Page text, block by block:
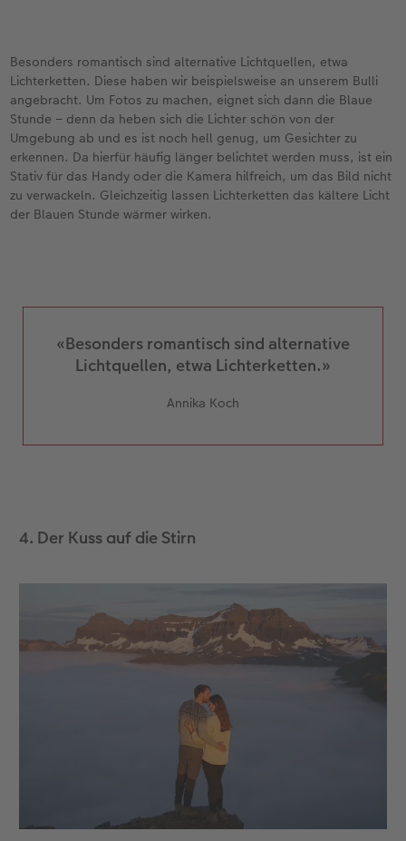
Besonders romantisch sind alternative Lichtquellen, etwa
Lichterketten. Diese haben wir beispielsweise an unserem Bulli
angebracht. Um Fotos zu machen, eignet sich dann die Blaue
Stunde – denn da heben sich die Lichter schön von der
Umgebung ab und es ist noch hell genug, um Gesichter zu
erkennen. Da hierfür häufig länger belichtet werden muss, ist ein
Stativ für das Handy oder die Kamera hilfreich, um das Bild nicht
zu verwackeln. Gleichzeitig lassen Lichterketten das kältere Licht
der Blauen Stunde wärmer wirken.
«Besonders romantisch sind alternative
Lichtquellen, etwa Lichterketten.»
Annika Koch
4. Der Kuss auf die Stirn